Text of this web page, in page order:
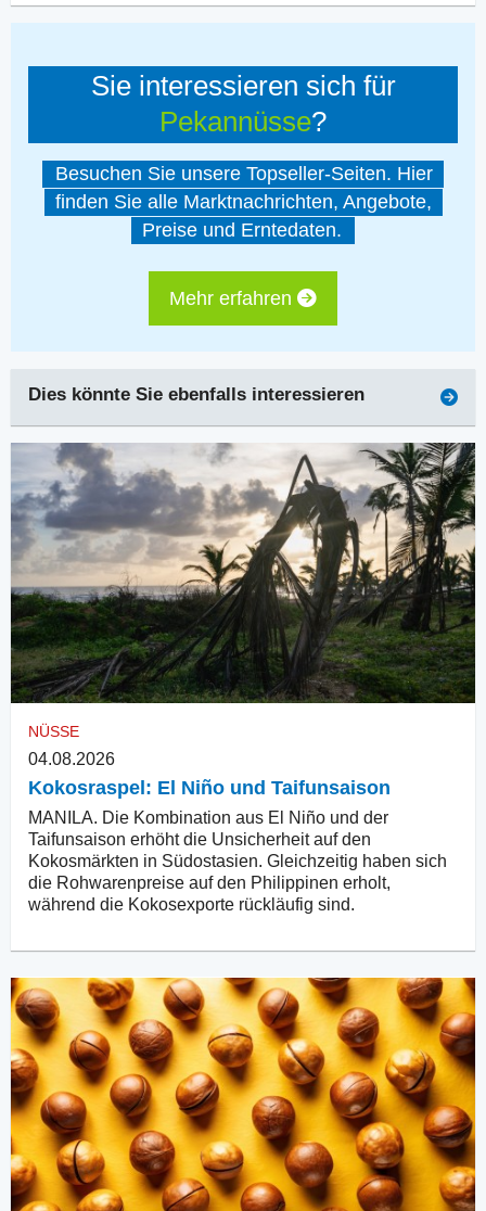
Sie interessieren sich für
Pekannüsse?
Besuchen Sie unsere Topseller-Seiten. Hier
finden Sie alle Marktnachrichten, Angebote,
Preise und Erntedaten.
Mehr erfahren
Dies könnte Sie ebenfalls interessieren
NÜSSE
04.08.2026
Kokosraspel: El Niño und Taifunsaison
MANILA. Die Kombination aus El Niño und der
Taifunsaison erhöht die Unsicherheit auf den
Kokosmärkten in Südostasien. Gleichzeitig haben sich
die Rohwarenpreise auf den Philippinen erholt,
während die Kokosexporte rückläufig sind.